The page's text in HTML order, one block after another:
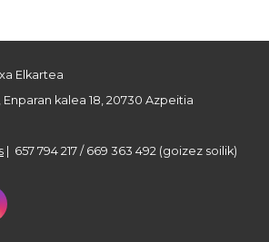
Elkartea
kalea 18, 20730 Azpeitia
| 657 794 217 / 669 363 492 (goizez soilik)